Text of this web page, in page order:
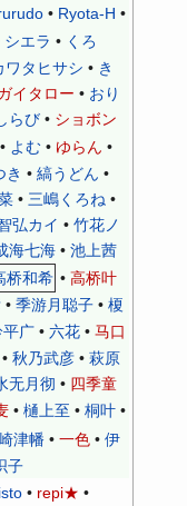
• Ryota-H •
シエラ • くろ
ワタヒサシ • き
イタロー • おり
らび• ショボン
• よむ• ゆらん •
き • 縞うどん •
• 三嶋くろね •
弘カイ • 竹花ノ
海七海• 池上茜
桥和希 • 高桥叶
• 季游月聪子• 榎
平广• 六花• 马口
秋乃武彦• 萩原
无月彻 • 四季童
• 樋上至 • 桐叶•
津幡• 一色• 伊
子
• repi★ •